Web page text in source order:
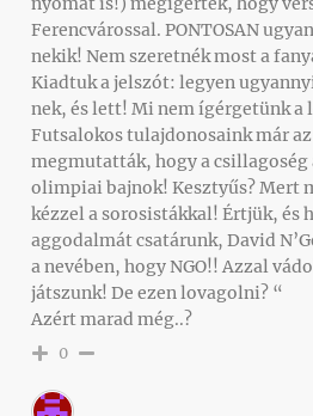
Ferencvárossal. PONTOSAN
nekik! Nem szeretnék most a
Kiadtuk a jelszót: legyen
nek, és lett! Mi nem ígérgetünk a
Futsalokos tulajdonosaink már
megmutatták, hogy a csillagoség
olimpiai bajnok! Kesztyűs? Mert
kézzel a sorosistákkal! Értjük, és
aggodalmát csatárunk, David
a nevében, hogy NGO!! Azzal
játszunk! De ezen lovagolni? “
Azért marad még..?
0